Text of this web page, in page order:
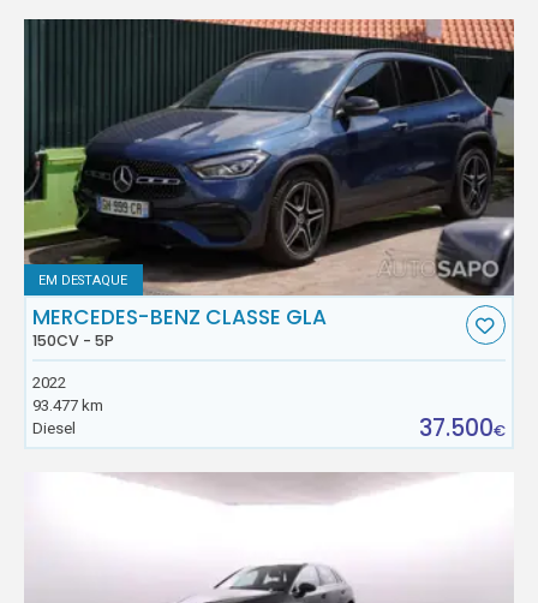
EM DESTAQUE
MERCEDES-BENZ CLASSE GLA
150CV - 5P
2022
93.477 km
Diesel
37.500€